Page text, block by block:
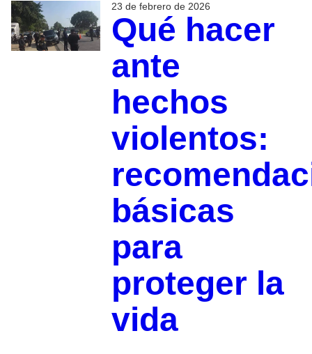
23 de febrero de 2026
Qué hacer
ante
hechos
violentos:
básicas
para
proteger la
vida